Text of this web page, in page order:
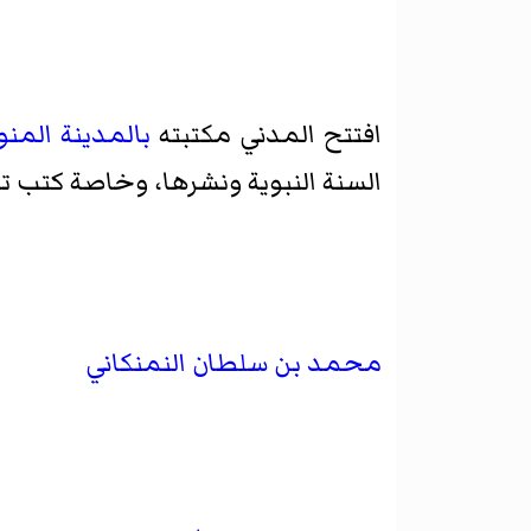
افتتح المدني مكتبته بالمدينة
السنة النبوية ونشرها، وخاصة
محمد بن سلطان النمنكاني